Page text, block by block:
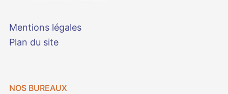
Mentions légales
Plan du site
NOS BUREAUX